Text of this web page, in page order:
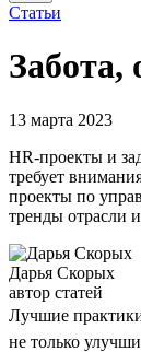
Статьи
Забота,
13 марта 2023
HR-проекты и
требует
проекты по
тренды отрасли
Дарья Скорых
автор статей
Лучшие
не только